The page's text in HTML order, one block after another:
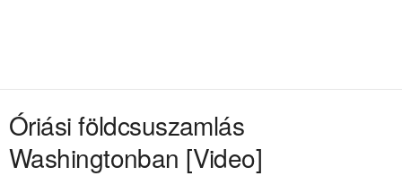
Óriási földcsuszamlás
Washingtonban [Video]